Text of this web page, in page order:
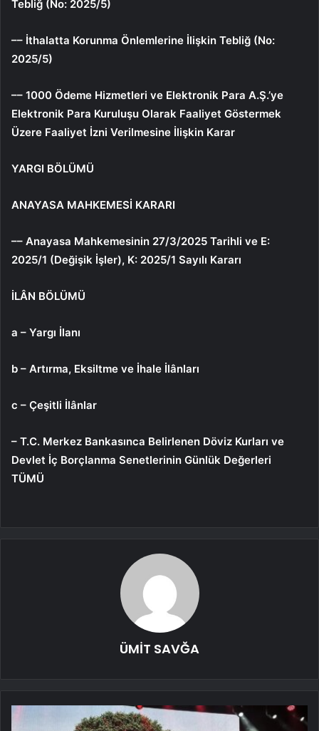
Tebliğ (No: 2025/5)
–– İthalatta Korunma Önlemlerine İlişkin Tebliğ (No:
2025/5)
–– 1000 Ödeme Hizmetleri ve Elektronik Para A.Ş.’ye
Elektronik Para Kuruluşu Olarak Faaliyet Göstermek
Üzere Faaliyet İzni Verilmesine İlişkin Karar
YARGI BÖLÜMÜ
ANAYASA MAHKEMESİ KARARI
–– Anayasa Mahkemesinin 27/3/2025 Tarihli ve E:
2025/1 (Değişik İşler), K: 2025/1 Sayılı Kararı
İLÂN BÖLÜMÜ
a – Yargı İlanı
b – Artırma, Eksiltme ve İhale İlânları
c – Çeşitli İlânlar
– T.C. Merkez Bankasınca Belirlenen Döviz Kurları ve
Devlet İç Borçlanma Senetlerinin Günlük Değerleri
TÜMÜ
ÜMİT SAVĞA